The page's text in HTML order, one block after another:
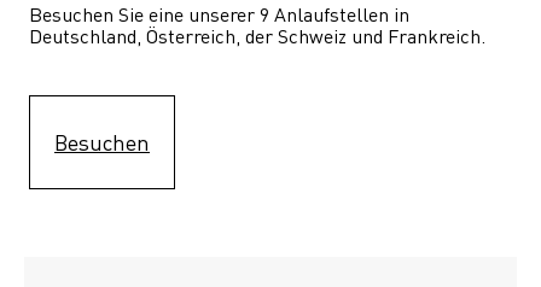
Besuchen Sie eine unserer 9 Anlaufstellen in
Deutschland, Österreich, der Schweiz und Frankreich.
Besuchen